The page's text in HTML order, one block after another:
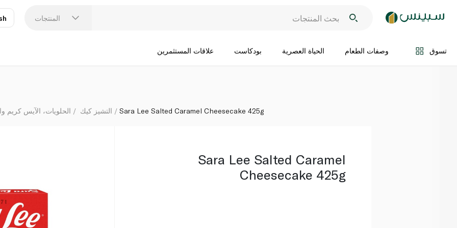
المنتجات
تسوق وصفات الطعام الحياة العصرية بودكاست علاقات المستثمرين
اضف الى السلة
الحلويات، الآيس كريم التشيز كيك Sara Lee Salted Caramel Cheesecake 425g
Sara Lee Salted Caramel
Cheesecake 425g